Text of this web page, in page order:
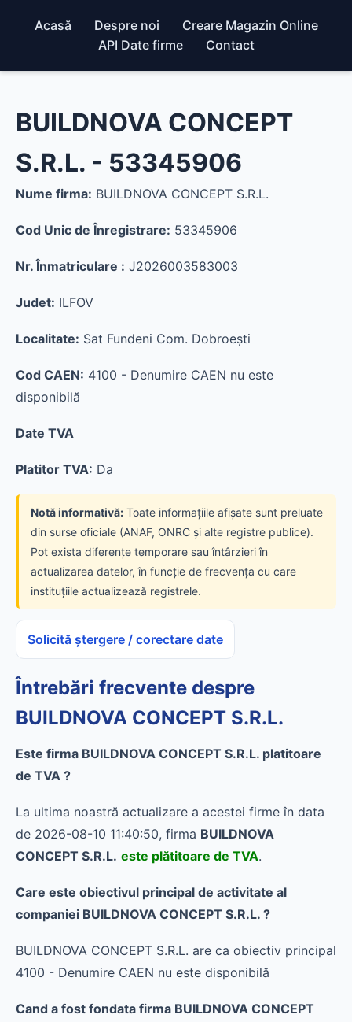
Acasă Despre noi
Creare Magazin Online
API Date firme
Contact
BUILDNOVA CONCEPT
S.R.L. - 53345906
Nume firma: BUILDNOVA CONCEPT S.R.L.
Cod Unic de Înregistrare: 53345906
Nr. Înmatriculare : J2026003583003
Judet: ILFOV
Localitate: Sat Fundeni Com. Dobroeşti
Cod CAEN: 4100 - Denumire CAEN nu este
disponibilă
Date TVA
Platitor TVA: Da
Notă informativă: Toate informațiile afișate sunt preluate
din surse oficiale (ANAF, ONRC și alte registre publice).
Pot exista diferențe temporare sau întârzieri în
actualizarea datelor, în funcție de frecvența cu care
instituțiile actualizează registrele.
Solicită ștergere / corectare date
Întrebări frecvente despre
BUILDNOVA CONCEPT S.R.L.
Este firma BUILDNOVA CONCEPT S.R.L. platitoare
de TVA ?
La ultima noastră actualizare a acestei firme în data
de 2026-08-10 11:40:50, firma BUILDNOVA
CONCEPT S.R.L. este plătitoare de TVA.
Care este obiectivul principal de activitate al
companiei BUILDNOVA CONCEPT S.R.L. ?
BUILDNOVA CONCEPT S.R.L. are ca obiectiv principal
4100 - Denumire CAEN nu este disponibilă
Cand a fost fondata firma BUILDNOVA CONCEPT